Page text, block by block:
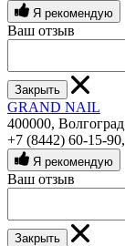
Я рекомендую
Ваш отзыв
Закрыть
GRAND NAIL
400000,
+7 (8442) 60-15-90,
Я рекомендую
Ваш отзыв
Закрыть